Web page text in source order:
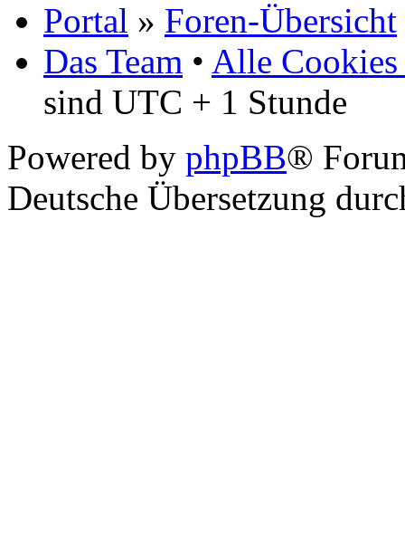
Portal » Foren-Übersicht
Das Team • Alle Cookies
sind UTC + 1 Stunde
Powered by phpBB®
Deutsche Übersetzung